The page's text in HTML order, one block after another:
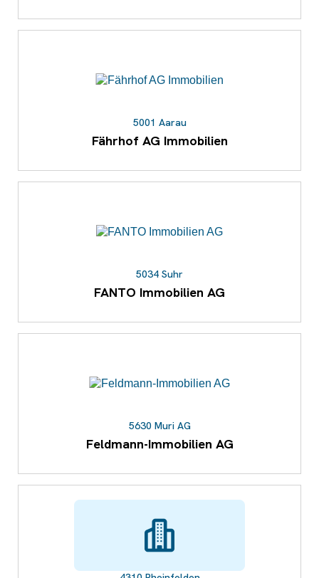
5001 Aarau
Fährhof AG Immobilien
5034 Suhr
FANTO Immobilien AG
5630 Muri AG
Feldmann-Immobilien AG